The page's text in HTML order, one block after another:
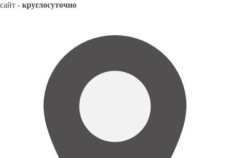
сайт - круглосуточно